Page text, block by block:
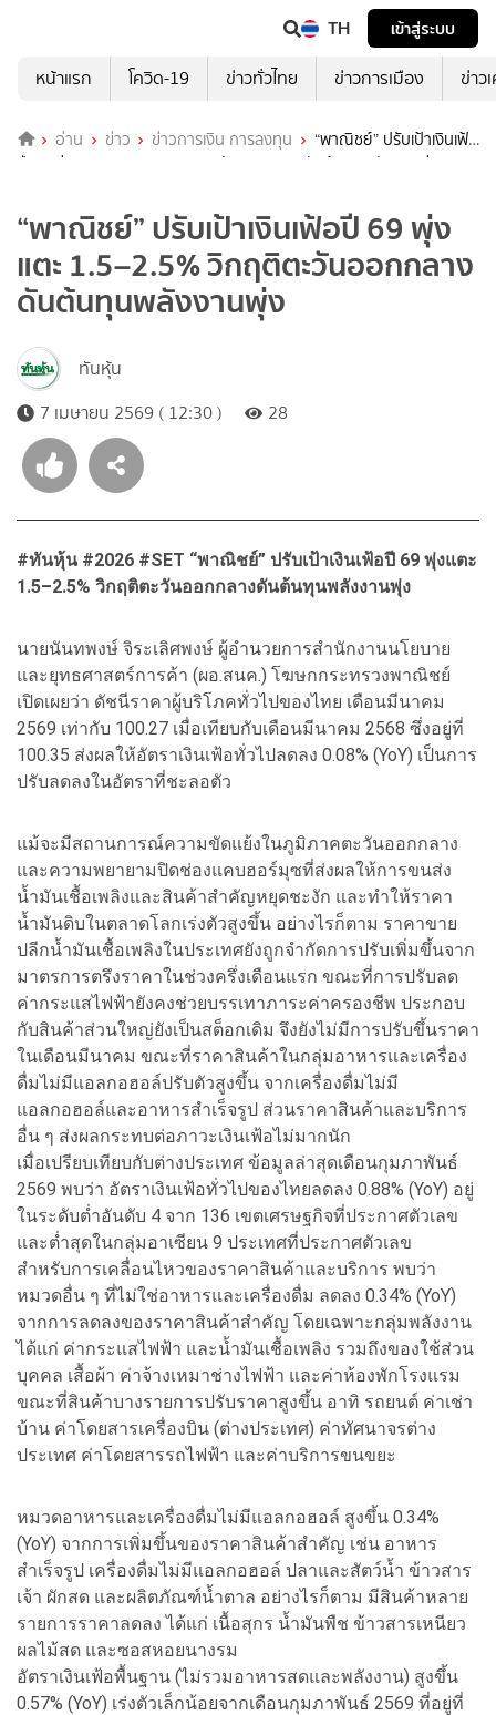
TH
เข้าสู่ระบบ
หน้าแรก
โควิด-19 ข่าวทั่วไทย ข่าวการเมือง ข่าว
อ่าน ข่าว ข่าวการเงิน การลงทุน
“พาณิชย์” ปรับเป้าเงินเฟ้อ
ปี 69 พุ่งแตะ 1.5–2.5% วิกฤติตะวันออกกลางดันต้นทุนพลังงานพุ่ง
“พาณิชย์” ปรับเป้าเงินเฟ้อปี 69 พุ่ง
แตะ 1.5–2.5% วิกฤติตะวันออกกลาง
ดันต้นทุนพลังงานพุ่ง
ทันหุ้น
7 เมษายน 2569 ( 12:30 )
28
#ทันหุ้น #2026 #SET “พาณิชย์” ปรับเป้าเงินเฟ้อปี 69 พุ่งแตะ
1.5–2.5% วิกฤติตะวันออกกลางดันต้นทุนพลังงานพุ่ง
นายนันทพงษ์ จิระเลิศพงษ์ ผู้อำนวยการสำนักงานนโยบาย
และยุทธศาสตร์การค้า (ผอ.สนค.) โฆษกกระทรวงพาณิชย์
เปิดเผยว่า ดัชนีราคาผู้บริโภคทั่วไปของไทย เดือนมีนาคม
2569 เท่ากับ 100.27 เมื่อเทียบกับเดือนมีนาคม 2568 ซึ่งอยู่ที่
100.35 ส่งผลให้อัตราเงินเฟ้อทั่วไปลดลง 0.08% (YoY) เป็นการ
ปรับลดลงในอัตราที่ชะลอตัว
แม้จะมีสถานการณ์ความขัดแย้งในภูมิภาคตะวันออกกลาง
และความพยายามปิดช่องแคบฮอร์มุซที่ส่งผลให้การขนส่ง
น้ำมันเชื้อเพลิงและสินค้าสำคัญหยุดชะงัก และทำให้ราคา
น้ำมันดิบในตลาดโลกเร่งตัวสูงขึ้น อย่างไรก็ตาม ราคาขาย
ปลีกน้ำมันเชื้อเพลิงในประเทศยังถูกจำกัดการปรับเพิ่มขึ้นจาก
มาตรการตรึงราคาในช่วงครึ่งเดือนแรก ขณะที่การปรับลด
ค่ากระแสไฟฟ้ายังคงช่วยบรรเทาภาระค่าครองชีพ ประกอบ
กับสินค้าส่วนใหญ่ยังเป็นสต็อกเดิม จึงยังไม่มีการปรับขึ้นราคา
ในเดือนมีนาคม ขณะที่ราคาสินค้าในกลุ่มอาหารและเครื่อง
ดื่มไม่มีแอลกอฮอล์ปรับตัวสูงขึ้น จากเครื่องดื่มไม่มี
แอลกอฮอล์และอาหารสำเร็จรูป ส่วนราคาสินค้าและบริการ
อื่น ๆ ส่งผลกระทบต่อภาวะเงินเฟ้อไม่มากนัก
เมื่อเปรียบเทียบกับต่างประเทศ ข้อมูลล่าสุดเดือนกุมภาพันธ์
2569 พบว่า อัตราเงินเฟ้อทั่วไปของไทยลดลง 0.88% (YoY) อยู่
ในระดับต่ำอันดับ 4 จาก 136 เขตเศรษฐกิจที่ประกาศตัวเลข
และต่ำสุดในกลุ่มอาเซียน 9 ประเทศที่ประกาศตัวเลข
สำหรับการเคลื่อนไหวของราคาสินค้าและบริการ พบว่า
หมวดอื่น ๆ ที่ไม่ใช่อาหารและเครื่องดื่ม ลดลง 0.34% (YoY)
จากการลดลงของราคาสินค้าสำคัญ โดยเฉพาะกลุ่มพลังงาน
ได้แก่ ค่ากระแสไฟฟ้า และน้ำมันเชื้อเพลิง รวมถึงของใช้ส่วน
บุคคล เสื้อผ้า ค่าจ้างเหมาช่างไฟฟ้า และค่าห้องพักโรงแรม
ขณะที่สินค้าบางรายการปรับราคาสูงขึ้น อาทิ รถยนต์ ค่าเช่า
บ้าน ค่าโดยสารเครื่องบิน (ต่างประเทศ) ค่าทัศนาจรต่าง
ประเทศ ค่าโดยสารรถไฟฟ้า และค่าบริการขนขยะ
หมวดอาหารและเครื่องดื่มไม่มีแอลกอฮอล์ สูงขึ้น 0.34%
(YoY) จากการเพิ่มขึ้นของราคาสินค้าสำคัญ เช่น อาหาร
สำเร็จรูป เครื่องดื่มไม่มีแอลกอฮอล์ ปลาและสัตว์น้ำ ข้าวสาร
เจ้า ผักสด และผลิตภัณฑ์น้ำตาล อย่างไรก็ตาม มีสินค้าหลาย
รายการราคาลดลง ได้แก่ เนื้อสุกร น้ำมันพืช ข้าวสารเหนียว
ผลไม้สด และซอสหอยนางรม
อัตราเงินเฟ้อพื้นฐาน (ไม่รวมอาหารสดและพลังงาน) สูงขึ้น
0.57% (YoY) เร่งตัวเล็กน้อยจากเดือนกุมภาพันธ์ 2569 ที่อยู่ที่